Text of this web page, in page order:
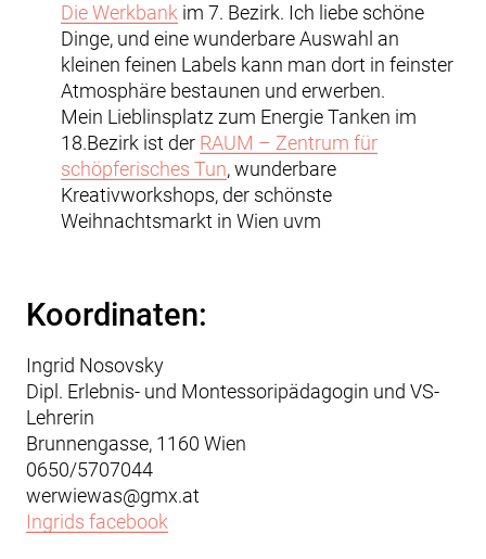
Die Werkbank im 7. Bezirk. Ich liebe schöne
Dinge, und eine wunderbare Auswahl an
kleinen feinen Labels kann man dort in feinster
Atmosphäre bestaunen und erwerben.
Mein Lieblinsplatz zum Energie Tanken im
18.Bezirk ist der RAUM – Zentrum für
schöpferisches Tun, wunderbare
Kreativworkshops, der schönste
Weihnachtsmarkt in Wien uvm
Koordinaten:
Ingrid Nosovsky
Dipl. Erlebnis- und Montessoripädagogin und VS-
Lehrerin
Brunnengasse, 1160 Wien
0650/5707044
werwiewas@gmx.at
Ingrids facebook